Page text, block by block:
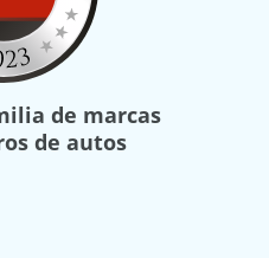
de marcas
de autos